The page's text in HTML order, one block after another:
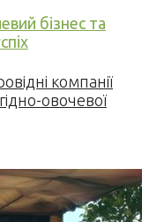
бізнес та
компанії
овочевої